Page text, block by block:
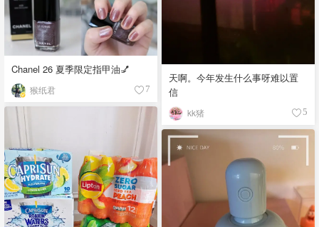
Chanel 26 夏季限定指甲油💅
猴纸君 7
天啊。今年发生什么事呀难以置
信
kk猪 5